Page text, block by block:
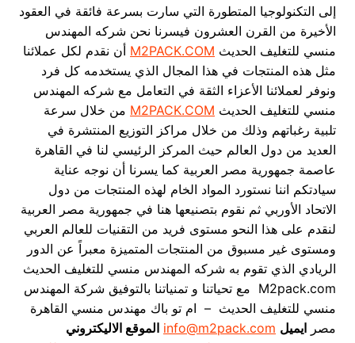
إلى التكنولوجيا المتطورة التي سارت بسرعة فائقة في العقود
الأخيرة من القرن العشرون فيسرنا نحن شركه المهندس
منسي للتغليف الحديث M2PACK.COM أن نقدم لكل عملائنا
مثل هذه المنتجات في هذا المجال الذي يستخدمه كل فرد
ونوفر لعملائنا الأعزاء الثقة في التعامل مع شركه المهندس
منسي للتغليف الحديث M2PACK.COM من خلال سرعة
تلبية رغباتهم وذلك من خلال مراكز التوزيع المنتشرة في
العديد من دول العالم حيث المركز الرئيسي لنا في القاهرة
عاصمة جمهورية مصر العربية كما يسرنا أن نوجه عناية
سيادتكم اننا نستورد المواد الخام لهذه المنتجات من دول
الاتحاد الأوربي ثم نقوم بتصنيعها هنا في جمهورية مصر العربية
لنقدم على هذا النحو مستوى فريد من التقنيات للعالم العربي
ومستوى غير مسبوق من المنتجات المتميزة معبراً عن الدور
الريادي الذي تقوم به شركه المهندس منسي للتغليف الحديث
M2pack.com مع تحياتنا و تمنياتنا بالتوفيق شركة المهندس
منسي للتغليف الحديث – ام تو باك مهندس منسي القاهرة
مصر ايميل info@m2pack.com الموقع الاليكتروني